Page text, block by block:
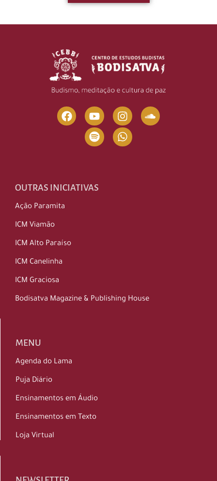
OUTRAS INICIATIVAS
Ação Paramita
ICM Viamão
ICM Alto Paraíso
ICM Canelinha
ICM Graciosa
Bodisatva Magazine & Publishing House
MENU
Agenda do Lama
Puja Diário
Ensinamentos em Áudio
Ensinamentos em Texto
Loja Virtual